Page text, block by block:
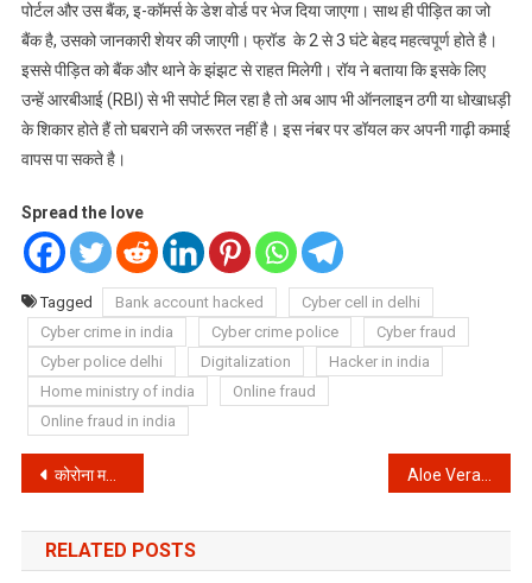
पोर्टल और उस बैंक, इ-कॉमर्स के डेश वोर्ड पर भेज दिया जाएगा। साथ ही पीड़ित का जो
बैंक है, उसको जानकारी शेयर की जाएगी। फ्रॉड के 2 से 3 घंटे बेहद महत्वपूर्ण होते है।
इससे पीड़ित को बैंक और थाने के झंझट से राहत मिलेगी। रॉय ने बताया कि इसके लिए
उन्हें आरबीआई (RBI) से भी सपोर्ट मिल रहा है तो अब आप भी ऑनलाइन ठगी या धोखाधड़ी
के शिकार होते हैं तो घबराने की जरूरत नहीं है। इस नंबर पर डॉयल कर अपनी गाढ़ी कमाई
वापस पा सकते है।
Spread the love
Tagged Bank account hacked
Cyber cell in delhi
Cyber crime in india
Cyber crime police
Cyber fraud
Cyber police delhi
Digitalization
Hacker in india
Home ministry of india
Online fraud
Online fraud in india
Post
navigation
कोरोना महामारी के चलते इस देश ने महिलाओं के Pregnant होने पर लगाया बैन
RELATED POSTS